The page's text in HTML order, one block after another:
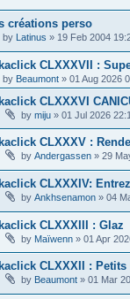
créations perso
by Latinus » 19 Feb 2004
CLXXXVII :
by Beaumont » 01 Aug 2026
CLXXXVI
by miju » 01 Jul 2026
CLXXXV :
by Andergassen » 29
CLXXXIV:
by Ankhsenamon » 04
CLXXXIII : Glaz
by Maïwenn » 01 Apr
CLXXXII :
by Beaumont » 01 Mar